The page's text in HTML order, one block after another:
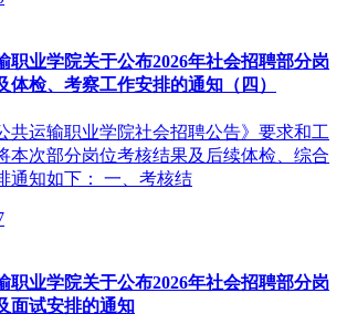
职业学院关于公布2026年社会招聘部分岗
体检、考察工作安排的通知（四）
共运输职业学院社会招聘公告》要求和工
本次部分岗位考核结果及后续体检、综合
通知如下： 一、考核结
职业学院关于公布2026年社会招聘部分岗
面试安排的通知